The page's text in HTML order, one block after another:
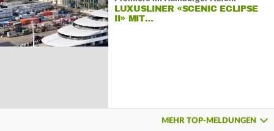
LUXUSLINER «SCENIC ECLIPSE
II» MIT…
MEHR TOP-MELDUNGEN